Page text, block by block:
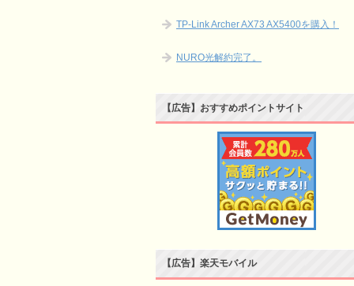
TP-Link Archer AX73 AX5400を購入！
NURO光解約完了。
【広告】おすすめポイントサイト
【広告】楽天モバイル